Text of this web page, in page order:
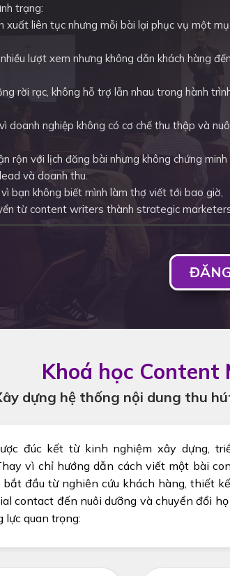
trạng:
xuất liên tục nhưng mỗi bài lại phục vụ một
lượt xem nhưng không dẫn khách hàng đến
rời rạc, không hỗ trợ lẫn nhau trong hành
doanh nghiệp không có cơ chế thu thập và
rộn với lịch đăng bài nhưng không chứng minh
và doanh thu.
bạn không biết mình làm thợ viết tới bao giờ,
từ content writers thành strategic
Khoá học
dựng hệ thống nội dung thu
đúc kết từ kinh nghiệm xây dựng,
vì chỉ hướng dẫn cách viết một bài
bắt đầu từ nghiên cứu khách hàng, thiết
contact đến nuôi dưỡng và chuyển đổi
lực quan trọng: